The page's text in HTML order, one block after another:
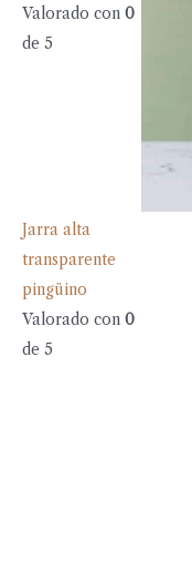
Valorado con 0
de 5
Jarra alta
transparente
pingüino
Valorado con 0
de 5